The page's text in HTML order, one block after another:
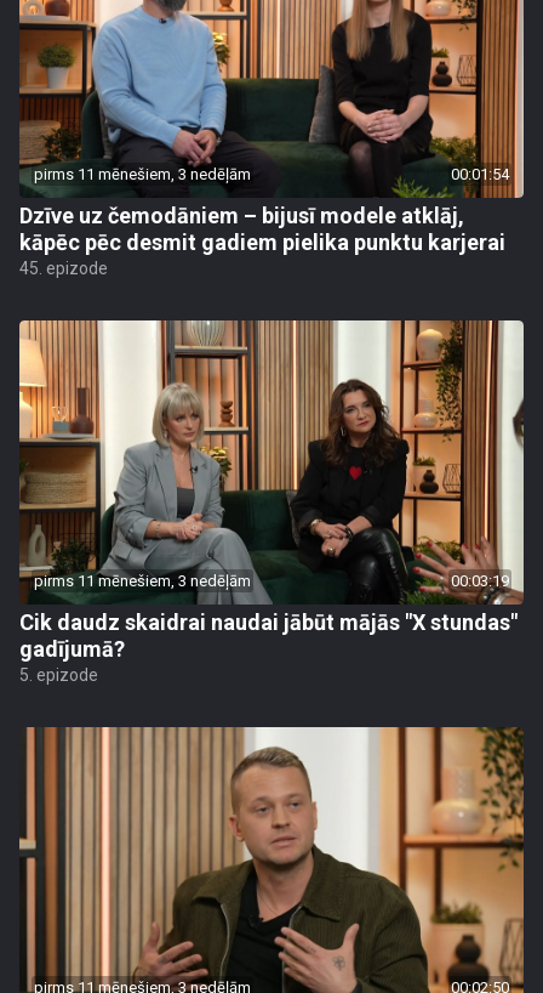
pirms 11 mēnešiem, 3 nedēļām 00:01:54
Dzīve uz čemodāniem – bijusī modele atklāj,
kāpēc pēc desmit gadiem pielika punktu karjerai
45. epizode
pirms 11 mēnešiem, 3 nedēļām 00:03:19
Cik daudz skaidrai naudai jābūt mājās "X stundas"
gadījumā?
5. epizode
pirms 11 mēnešiem, 3 nedēļām 00:02:50